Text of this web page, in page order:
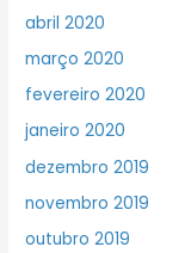
abril 2020
março 2020
fevereiro 2020
janeiro 2020
dezembro 2019
novembro 2019
outubro 2019